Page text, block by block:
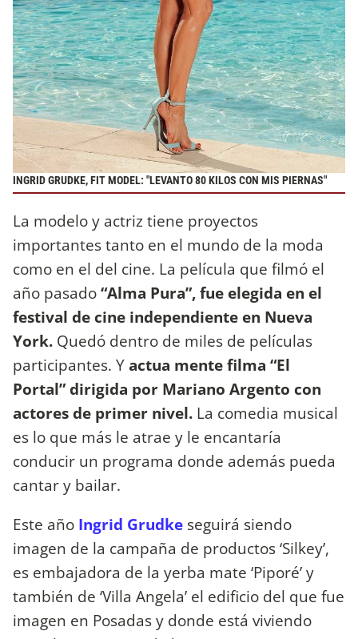
INGRID GRUDKE, FIT MODEL: "LEVANTO 80 KILOS CON MIS PIERNAS"
La modelo y actriz tiene proyectos
importantes tanto en el mundo de la moda
como en el del cine. La película que filmó el
año pasado“Alma Pura”, fue elegida en el
festival de cine independiente en Nueva
York. Quedó dentro de miles de películas
participantes. Yactua mente filma “El
Portal” dirigida por Mariano Argento con
actores de primer nivel. La comedia musical
es lo que más le atrae y le encantaría
conducir un programa donde además pueda
cantar y bailar.
Este año Ingrid Grudke seguirá siendo
imagen de la campaña de productos ‘Silkey’,
es embajadora de la yerba mate ‘Piporé’ y
también de ‘Villa Angela’ el edificio del que fue
imagen en Posadas y donde está viviendo